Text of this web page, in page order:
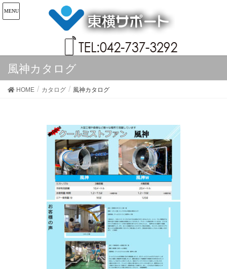
風神カタログ
HOME カタログ 風神カタログ